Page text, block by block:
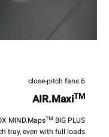
6 close-pitch fans
AIR.MaxiTM
MIND.MapsTM BIG PLUS
tray, even with full loads.